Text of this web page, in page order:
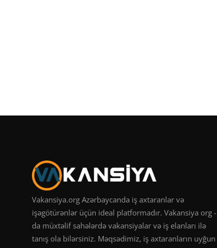
Vakansiya.org Azərbaycanda iş axtaranlar və
işəgötürənlər üçün ideal platformadır. Vakansiya org -
da müxtəlif sahələrdə vakansiyalar və iş elanları ilə
tanış ola bilərsiniz. Məqsədimiz, iş axtaranların uyğun